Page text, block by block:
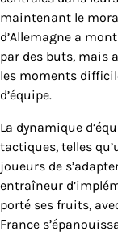
maintenant le
d’Allemagne a
par des buts, mais
les moments
d’équipe.
La dynamique
tactiques, telles
joueurs de
entraîneur
porté ses fruits,
France